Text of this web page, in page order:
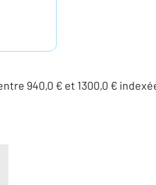
940,0 € et 1300,0 €